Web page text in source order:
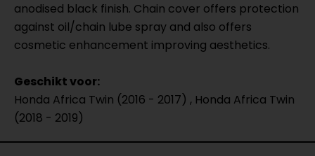
anodised black finish. Chain cover offers protection
against oil/chain lube spray and also offers
cosmetic enhancement improving aesthetics.
Geschikt voor:
Honda Africa Twin (2016 - 2017) , Honda Africa Twin
(2018 - 2019)